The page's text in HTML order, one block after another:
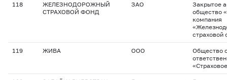
118
ЖЕЛЕЗНОДОРОЖНЫЙ
СТРАХОВОЙ ФОНД
ЗАО
Закрытое
общество
компания
страховой
119 ЖИВА ООО
Общество